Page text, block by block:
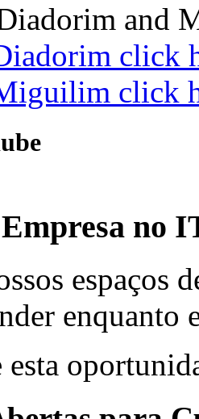
and
click
click
no
espaços
enquanto